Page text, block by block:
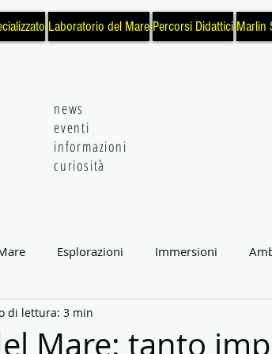
Laboratorio del Mare Percorsi Didattici Marlin
news
eventi
informazioni
curiosità
Esplorazioni Immersioni
Eventi
Mare: tanto
di lettura: 3 min